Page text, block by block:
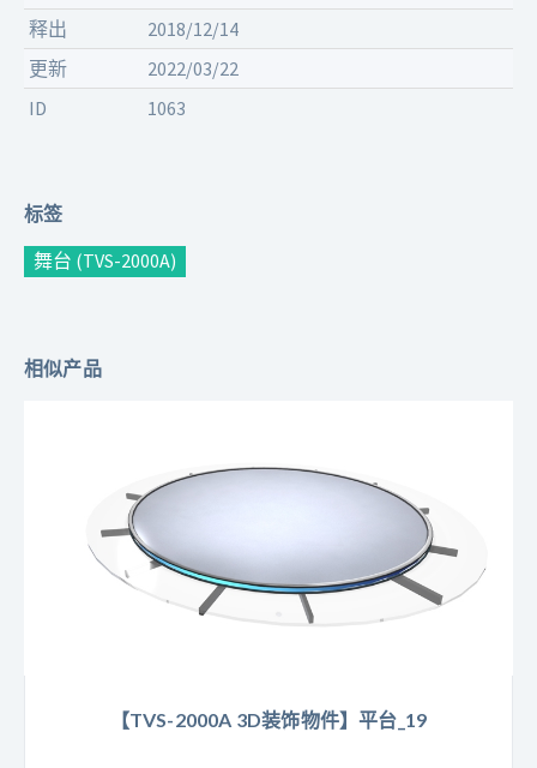
释出
2018/12/14
更新
2022/03/22
ID
1063
标签
舞台 (TVS-2000A)
相似产品
【TVS-2000A 3D装饰物件】平台_19